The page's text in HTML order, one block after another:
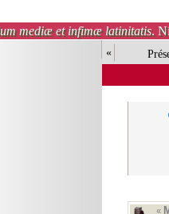
mediæ et infimæ latinitatis.
«
«